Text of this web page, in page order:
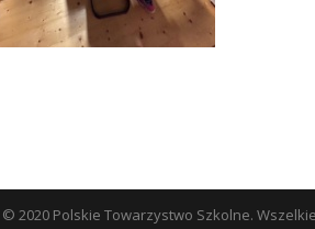
2020 Polskie Towarzystwo Szkolne.